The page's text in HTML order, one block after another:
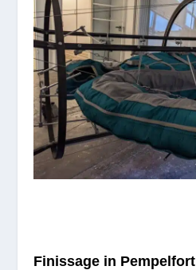
Finis­sage in Pempelfort